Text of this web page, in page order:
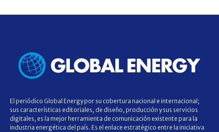
El periódico Global Energy por su cobertura nacional e internacional;
sus características editoriales, de diseño, producción y sus servicios
digitales, es la mejor herramienta de comunicación existente para la
industria energética del país. Es el enlace estratégico entre la iniciativa